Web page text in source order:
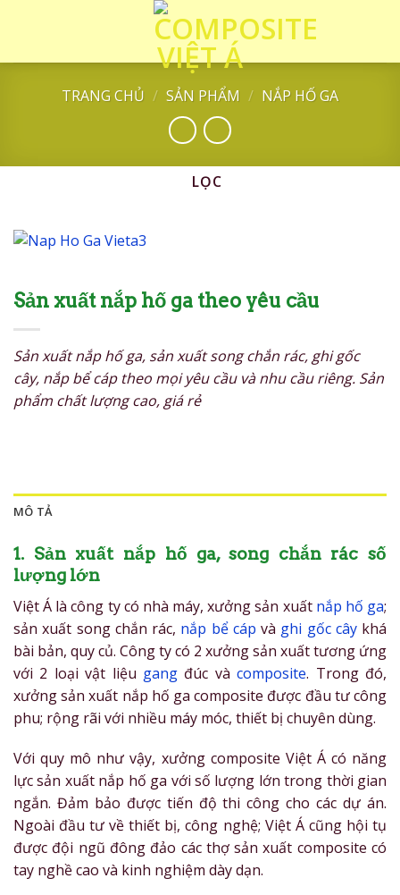
TRANG CHỦ / SẢN PHẨM / NẮP HỐ GA
LỌC
Sản xuất nắp hố ga theo yêu cầu
Sản xuất nắp hố ga, sản xuất song chắn rác, ghi gốc
cây, nắp bể cáp theo mọi yêu cầu và nhu cầu riêng. Sản
phẩm chất lượng cao, giá rẻ
MÔ TẢ
1. Sản xuất nắp hố ga, song chắn rác số
lượng lớn
Việt Á là công ty có nhà máy, xưởng sản xuất nắp hố ga;
sản xuất song chắn rác, nắp bể cáp và ghi gốc câykhá
bài bản, quy củ. Công ty có 2 xưởng sản xuất tương ứng
với 2 loại vật liệu gang đúc vàcomposite. Trong đó,
xưởng sản xuất nắp hố ga composite được đầu tư công
phu; rộng rãi với nhiều máy móc, thiết bị chuyên dùng.
Với quy mô như vậy, xưởng composite Việt Á có năng
lực sản xuất nắp hố ga với số lượng lớn trong thời gian
ngắn. Đảm bảo được tiến độ thi công cho các dự án.
Ngoài đầu tư về thiết bị, công nghệ; Việt Á cũng hội tụ
được đội ngũ đông đảo các thợ sản xuất composite có
tay nghề cao và kinh nghiệm dày dạn.